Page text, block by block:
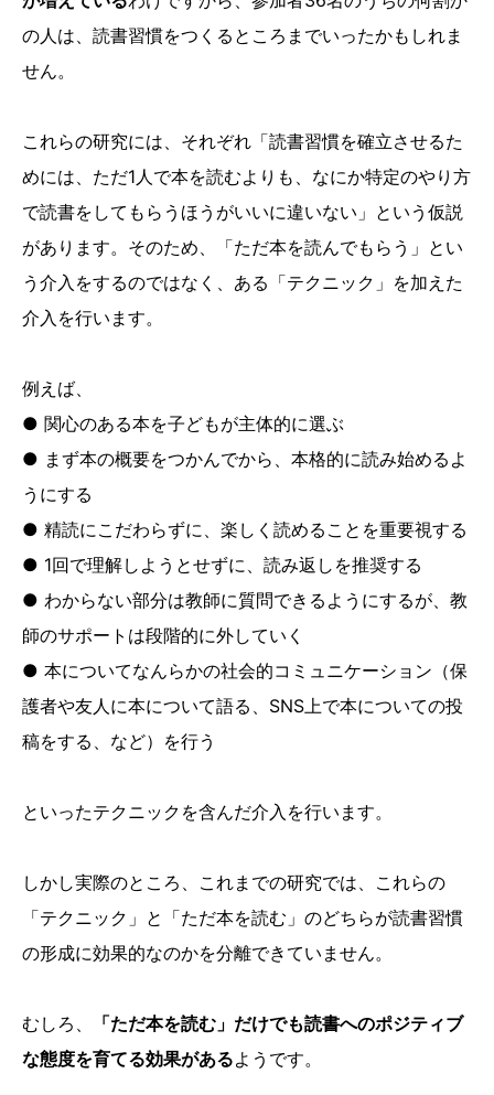
の人は、読書習慣をつくるところまでいったかもしれま
せん。
これらの研究には、それぞれ「読書習慣を確立させるた
めには、ただ1人で本を読むよりも、なにか特定のやり方
で読書をしてもらうほうがいいに違いない」という仮説
があります。そのため、「ただ本を読んでもらう」とい
う介入をするのではなく、ある「テクニック」を加えた
介入を行います。
例えば、
● 関心のある本を子どもが主体的に選ぶ
● まず本の概要をつかんでから、本格的に読み始めるよ
うにする
● 精読にこだわらずに、楽しく読めることを重要視する
● 1回で理解しようとせずに、読み返しを推奨する
● わからない部分は教師に質問できるようにするが、教
師のサポートは段階的に外していく
● 本についてなんらかの社会的コミュニケーション（保
護者や友人に本について語る、SNS上で本についての投
稿をする、など）を行う
といったテクニックを含んだ介入を行います。
しかし実際のところ、これまでの研究では、これらの
「テクニック」と「ただ本を読む」のどちらが読書習慣
の形成に効果的なのかを分離できていません。
むしろ、
「ただ本を読む」だけでも読書へのポジティブ
な態度を育てる効果があるようです。